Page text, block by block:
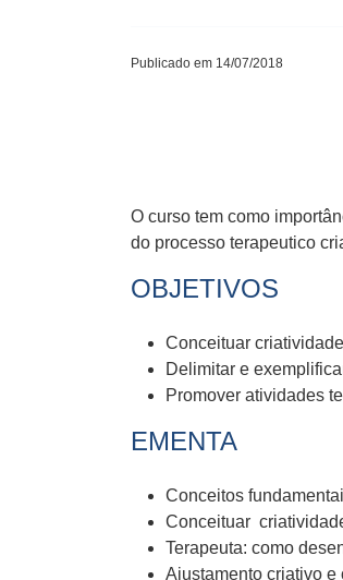
Publicado em 14/07/2018
O curso tem como
do processo terapeutico
OBJETIVOS
Conceituar
Delimitar e
Promover atividades
EMENTA
Conceitos
Conceituar
Terapeuta: como
Ajustamento criativo e